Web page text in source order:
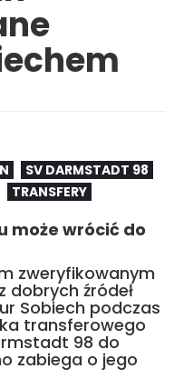
SV DARMSTADT 98
TRANSFERY
może wrócić do
zweryfikowanym
dobrych źródeł
Sobiech podczas
transferowego
98 do
zabiega o jego